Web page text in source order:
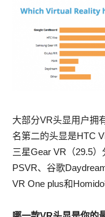
大部分VR头显用户拥
名第二的头显是HTC
三星Gear VR（29.5）
PSVR、谷歌
VR One plus和Homido